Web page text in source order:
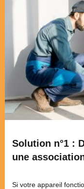
Solution n°1 :
une
Si votre appareil